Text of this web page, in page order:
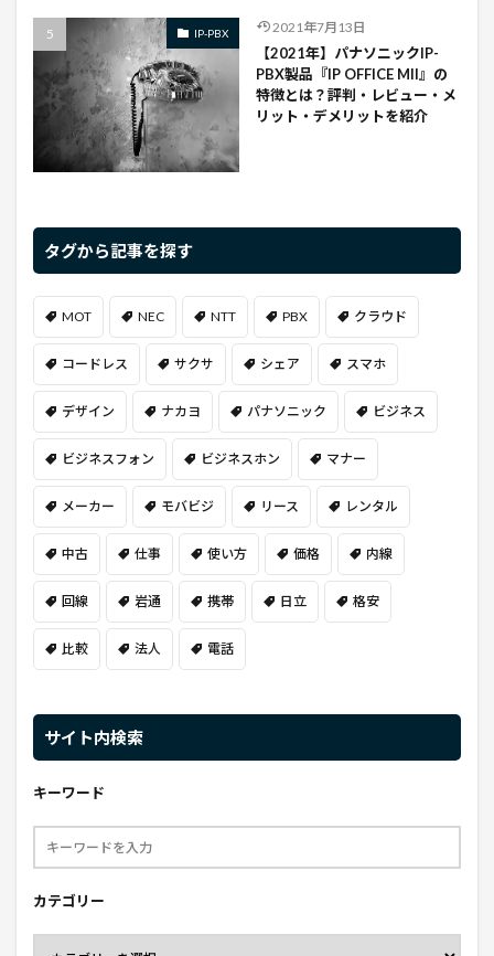
IP-PBX 2021年7月13日
【2021年】パナソニックIP-
PBX製品『IP OFFICE Mll』の
特徴とは？評判・レビュー・メ
リット・デメリットを紹介
タグから記事を探す
MOT NEC NTT PBX クラウド
コードレス サクサ シェア スマホ
デザイン ナカヨ パナソニック ビジネス
ビジネスフォン ビジネスホン マナー
メーカー モバビジ リース レンタル
中古 仕事 使い方 価格 内線
回線 岩通 携帯 日立 格安
比較 法人 電話
サイト内検索
キーワード
カテゴリー